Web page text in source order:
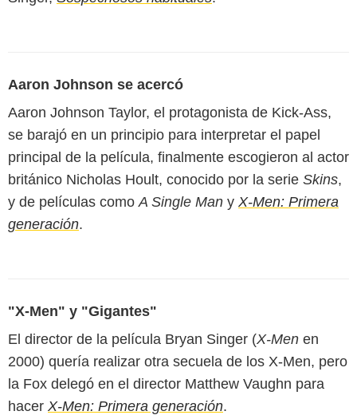
Aaron Johnson se acercó
Aaron Johnson Taylor, el protagonista de Kick-Ass,
se barajó en un principio para interpretar el papel
principal de la película, finalmente escogieron al actor
británico Nicholas Hoult, conocido por la serie Skins,
y de películas comoA Single Man y X-Men: Primera
generación.
"X-Men" y "Gigantes"
El director de la película Bryan Singer (X-Men en
2000) quería realizar otra secuela de los X-Men, pero
la Fox delegó en el director Matthew Vaughn para
hacer X-Men: Primera generación.